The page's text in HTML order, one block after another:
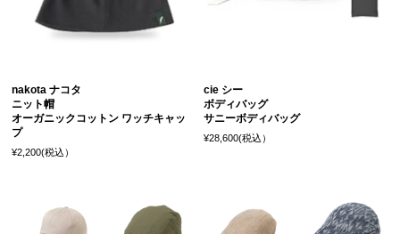
nakota ナコタ
ニット帽
オーガニックコットン ワッチキャッ
プ
¥2,200(税込）
cie シー
ボディバッグ
サニーボディバッグ
¥28,600(税込）